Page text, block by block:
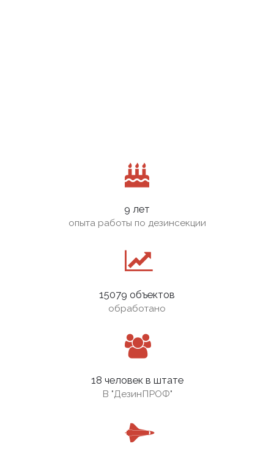
9 лет
опыта работы по дезинсекции
15079 объектов
обработано
18 человек в штате
В "ДезинПРОФ"